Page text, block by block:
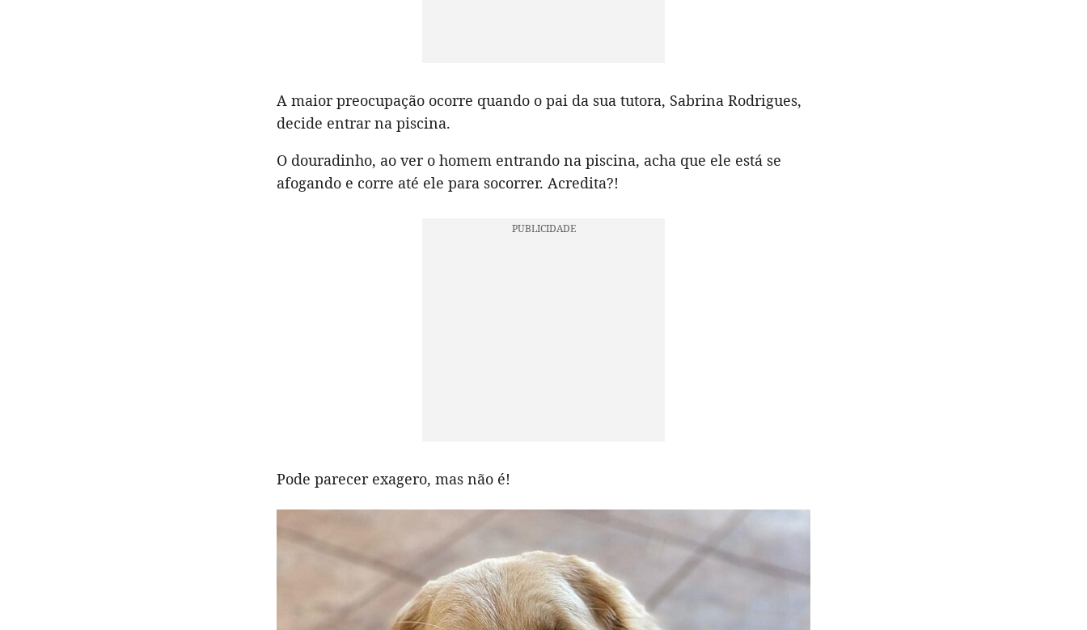
A maior preocupação ocorre quando o pai da sua tutora, Sabrina Rodrigues,
decide entrar na piscina.
O douradinho, ao ver o homem entrando na piscina, acha que ele está se
afogando e corre até ele para socorrer. Acredita?!
Pode parecer exagero, mas não é!